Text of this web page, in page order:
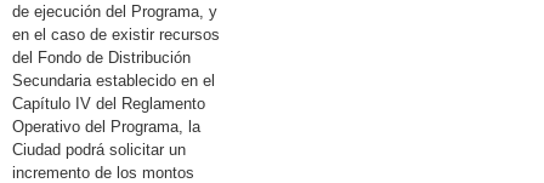
de ejecución del Programa, y
en el caso de existir recursos
del Fondo de Distribución
Secundaria establecido en el
Capítulo IV del Reglamento
Operativo del Programa, la
Ciudad podrá solicitar un
incremento de los montos